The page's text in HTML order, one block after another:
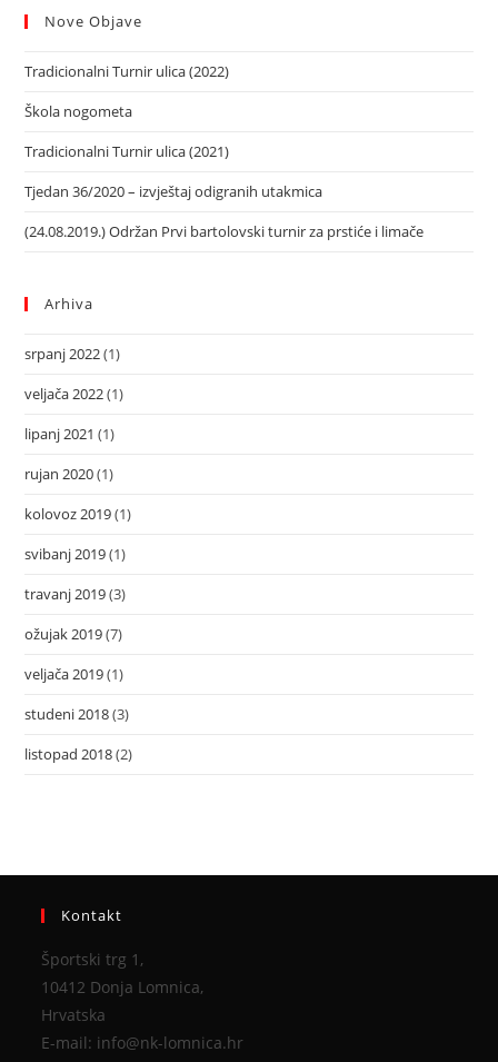
Nove Objave
Tradicionalni Turnir ulica (2022)
Škola nogometa
Tradicionalni Turnir ulica (2021)
Tjedan 36/2020 – izvještaj odigranih utakmica
(24.08.2019.) Održan Prvi bartolovski turnir za prstiće i limače
Arhiva
srpanj 2022(1)
veljača 2022(1)
lipanj 2021 (1)
rujan 2020(1)
kolovoz 2019(1)
svibanj 2019(1)
travanj 2019(3)
ožujak 2019(7)
veljača 2019(1)
studeni 2018(3)
listopad 2018(2)
Kontakt
Športski trg 1,
10412 Donja Lomnica,
Hrvatska
E-mail: info@nk-lomnica.hr